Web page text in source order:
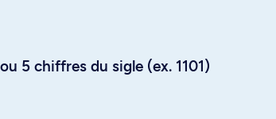
5 chiffres du sigle (ex. 1101)